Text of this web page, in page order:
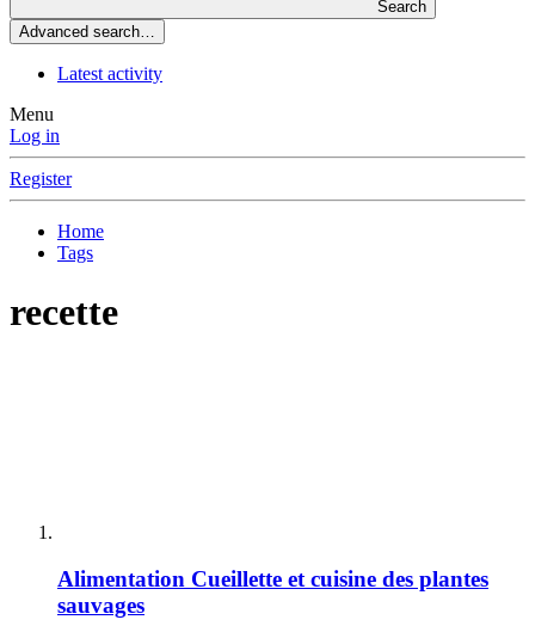
Search
Advanced search…
Latest activity
Menu
Log in
Register
Home
Tags
recette
Alimentation Cueillette et cuisine des plantes
sauvages